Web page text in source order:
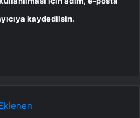
kaydedilsin.